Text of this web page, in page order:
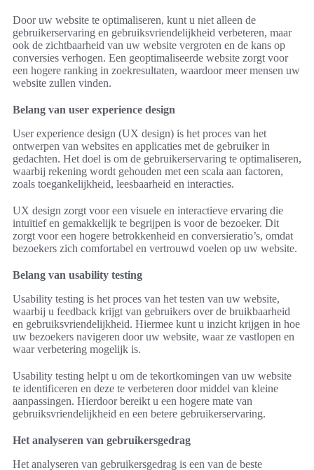
Door uw website te optimaliseren, kunt u niet alleen de
gebruikerservaring en gebruiksvriendelijkheid verbeteren, maar
ook de zichtbaarheid van uw website vergroten en de kans op
conversies verhogen. Een geoptimaliseerde website zorgt voor
een hogere ranking in zoekresultaten, waardoor meer mensen uw
website zullen vinden.
Belang van user experience design
User experience design (UX design) is het proces van het
ontwerpen van websites en applicaties met de gebruiker in
gedachten. Het doel is om de gebruikerservaring te optimaliseren,
waarbij rekening wordt gehouden met een scala aan factoren,
zoals toegankelijkheid, leesbaarheid en interacties.
UX design zorgt voor een visuele en interactieve ervaring die
intuïtief en gemakkelijk te begrijpen is voor de bezoeker. Dit
zorgt voor een hogere betrokkenheid en conversieratio’s, omdat
bezoekers zich comfortabel en vertrouwd voelen op uw website.
Belang van usability testing
Usability testing is het proces van het testen van uw website,
waarbij u feedback krijgt van gebruikers over de bruikbaarheid
en gebruiksvriendelijkheid. Hiermee kunt u inzicht krijgen in hoe
uw bezoekers navigeren door uw website, waar ze vastlopen en
waar verbetering mogelijk is.
Usability testing helpt u om de tekortkomingen van uw website
te identificeren en deze te verbeteren door middel van kleine
aanpassingen. Hierdoor bereikt u een hogere mate van
gebruiksvriendelijkheid en een betere gebruikerservaring.
Het analyseren van gebruikersgedrag
Het analyseren van gebruikersgedrag is een van de beste